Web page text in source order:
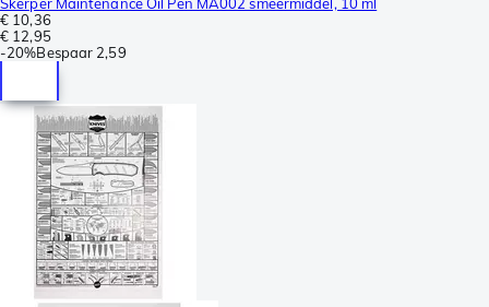
€ 10,36
€ 12,95
-20%Bespaar 2,59